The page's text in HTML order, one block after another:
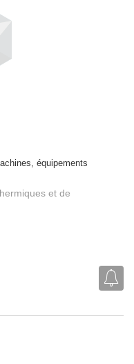
équipements
et de